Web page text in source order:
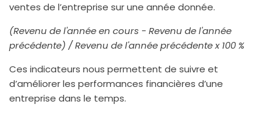
ventes de l’entreprise sur une année donnée.
(Revenu de l'année en cours - Revenu de l'année
précédente) / Revenu de l'année précédente x 100 %
Ces indicateurs nous permettent de suivre et
d’améliorer les performances financières d’une
entreprise dans le temps.